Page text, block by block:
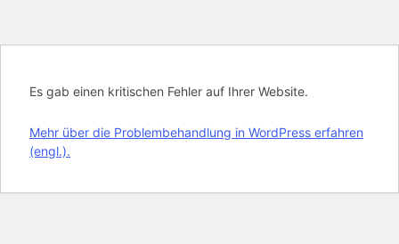
Es gab einen kritischen Fehler auf Ihrer Website.
Mehr über die Problembehandlung in WordPress erfahren
(engl.).